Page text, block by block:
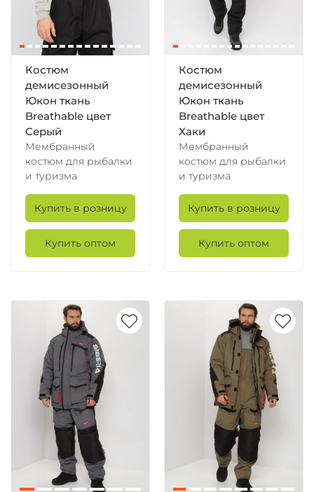
Костюм
демисезонный
Юкон ткань
Breathable цвет
Серый
Мембранный
костюм для рыбалки
и туризма
Купить в розницу
Купить оптом
Костюм
демисезонный
Юкон ткань
Breathable цвет
Хаки
Мембранный
костюм для рыбалки
и туризма
Купить в розницу
Купить оптом